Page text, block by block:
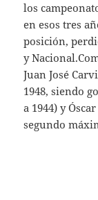
los
en esos tres
posición,
y
Juan José
1948, siendo
a 1944) y
segundo